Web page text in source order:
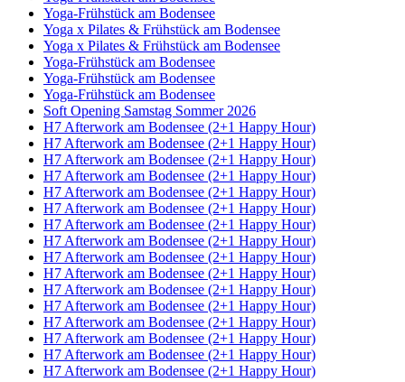
Yoga-Frühstück am Bodensee
Yoga x Pilates & Frühstück am Bodensee
Yoga x Pilates & Frühstück am Bodensee
Yoga-Frühstück am Bodensee
Yoga-Frühstück am Bodensee
Yoga-Frühstück am Bodensee
Soft Opening Samstag Sommer 2026
H7 Afterwork am Bodensee (2+1 Happy Hour)
H7 Afterwork am Bodensee (2+1 Happy Hour)
H7 Afterwork am Bodensee (2+1 Happy Hour)
H7 Afterwork am Bodensee (2+1 Happy Hour)
H7 Afterwork am Bodensee (2+1 Happy Hour)
H7 Afterwork am Bodensee (2+1 Happy Hour)
H7 Afterwork am Bodensee (2+1 Happy Hour)
H7 Afterwork am Bodensee (2+1 Happy Hour)
H7 Afterwork am Bodensee (2+1 Happy Hour)
H7 Afterwork am Bodensee (2+1 Happy Hour)
H7 Afterwork am Bodensee (2+1 Happy Hour)
H7 Afterwork am Bodensee (2+1 Happy Hour)
H7 Afterwork am Bodensee (2+1 Happy Hour)
H7 Afterwork am Bodensee (2+1 Happy Hour)
H7 Afterwork am Bodensee (2+1 Happy Hour)
H7 Afterwork am Bodensee (2+1 Happy Hour)